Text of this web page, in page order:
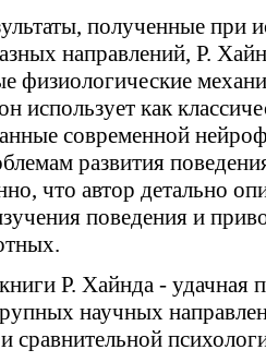
полученные при
направлений, Р.
физиологические
использует как
современной
развития поведени
что автор детально
я поведения и
Р. Хайнда - удачная
научных
сравнительной